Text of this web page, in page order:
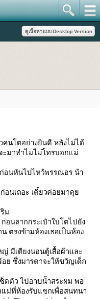
คนโตอย่างยินดี หลังไม่ได้
ะมาทำไมไม่โทรบอกแม่
อนหันไปไหว้พรรณอร น้า
อนเถอะ เดี๋ยวค่อยมาคุ
ม
อนลากกระเป๋าใบโตไปยัง
ตรงข้ามห้องเธอเป็นห้อง
มีเตียงนอนตู้เสื้อผ้าและ
ย ซึ่งมารดาจะให้ขวัญเด็ก
ดตัว ไปอาบน้ำสระผม พอ
ม่ที่ห้องรับแขกเพื่อสนทนา